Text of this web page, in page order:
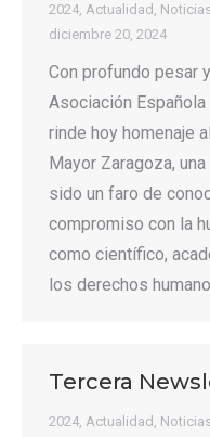
2024, Actualidad ,
diciembre 20, 2024
Con profundo pesar
Asociación Española
rinde hoy homenaje
Mayor Zaragoza,
sido un faro de
compromiso con la
como científico,
los derechos
Tercera
2024, Actualidad ,